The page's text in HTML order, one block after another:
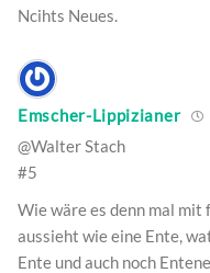
Ncihts Neues.
Emscher-Lippizianer
@Walter Stach
#5
Wie wäre es denn mal mit
aussieht wie eine Ente,
Ente und auch noch